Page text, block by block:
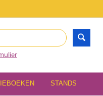
STANDS